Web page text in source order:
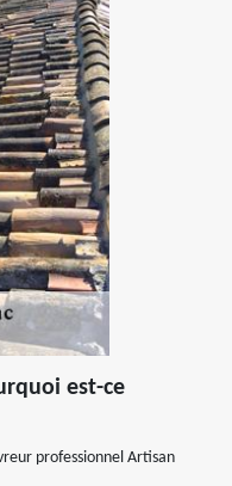
est-ce
professionnel Artisan